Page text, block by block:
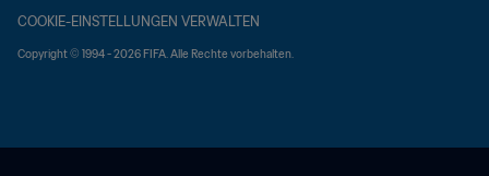
COOKIE-EINSTELLUNGEN VERWALTEN
Copyright © 1994 - 2026 FIFA. Alle Rechte vorbehalten.